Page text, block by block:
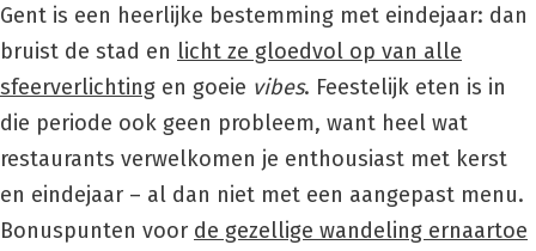
Gent is een heerlijke bestemming met eindejaar: dan
bruist de stad en licht ze gloedvol op van alle
sfeerverlichting en goeie vibes. Feestelijk eten is in
die periode ook geen probleem, want heel wat
restaurants verwelkomen je enthousiast met kerst
en eindejaar – al dan niet met een aangepast menu.
Bonuspunten voor de gezellige wandeling ernaartoe